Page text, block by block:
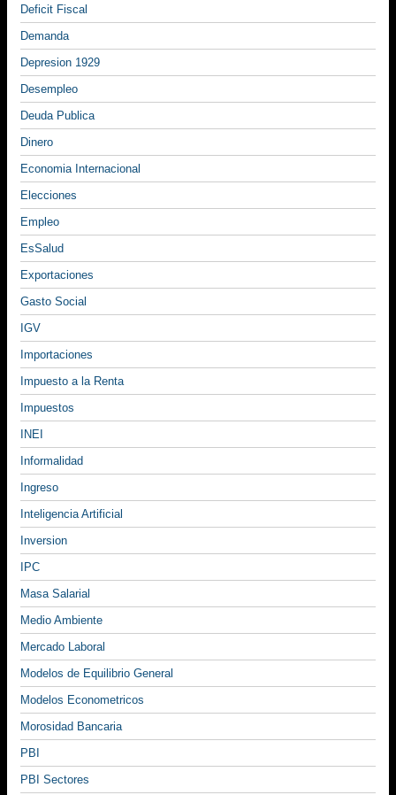
Deficit Fiscal
Demanda
Depresion 1929
Desempleo
Deuda Publica
Dinero
Economia Internacional
Elecciones
Empleo
EsSalud
Exportaciones
Gasto Social
IGV
Importaciones
Impuesto a la Renta
Impuestos
INEI
Informalidad
Ingreso
Inteligencia Artificial
Inversion
IPC
Masa Salarial
Medio Ambiente
Mercado Laboral
Modelos de Equilibrio General
Modelos Econometricos
Morosidad Bancaria
PBI
PBI Sectores